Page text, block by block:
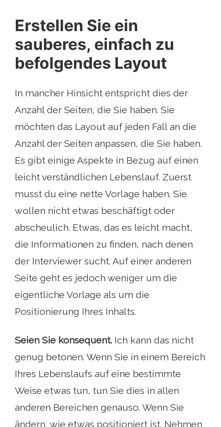
Erstellen Sie ein
sauberes, einfach zu
befolgendes Layout
In mancher Hinsicht entspricht dies der
Anzahl der Seiten, die Sie haben. Sie
möchten das Layout auf jeden Fall an die
Anzahl der Seiten anpassen, die Sie haben.
Es gibt einige Aspekte in Bezug auf einen
leicht verständlichen Lebenslauf. Zuerst
musst du eine nette Vorlage haben. Sie
wollen nicht etwas beschäftigt oder
abscheulich. Etwas, das es leicht macht,
die Informationen zu finden, nach denen
der Interviewer sucht. Auf einer anderen
Seite geht es jedoch weniger um die
eigentliche Vorlage als um die
Positionierung Ihres Inhalts.
Seien Sie konsequent. Ich kann das nicht
genug betonen. Wenn Sie in einem Bereich
Ihres Lebenslaufs auf eine bestimmte
Weise etwas tun, tun Sie dies in allen
anderen Bereichen genauso. Wenn Sie
ändern, wie etwas positioniert ist. Nehmen